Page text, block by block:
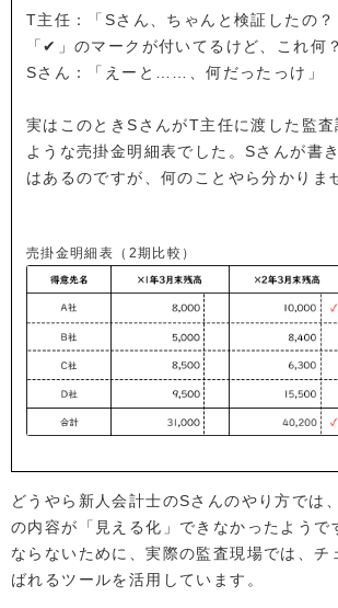
T主任：「Sさん、ちゃんと検証したの
「✔」のマークが付いてるけど、これ何
Sさん：「えーと……、何だったっけ」
実はこのときSさんがT主任に渡した監
ような売掛金明細表でした。Sさんが書
はあるのですが、何のことやら分かりま
売掛金明細表（2期比較）
どうやら新人会計士のSさんのやり方では
の内容が「見える化」できなかったようで
ならないために、実際の監査現場では、チ
ばれるツールを活用しています。